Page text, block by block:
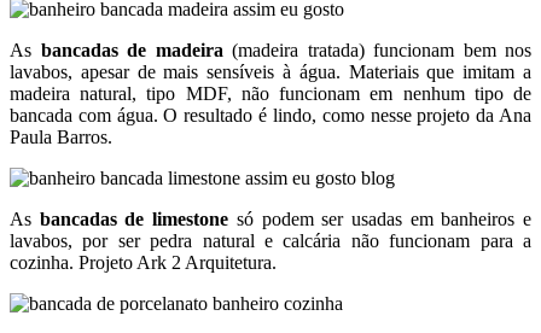
As bancadas de madeira (madeira tratada) funcionam bem nos
lavabos, apesar de mais sensíveis à água. Materiais que imitam a
madeira natural, tipo MDF, não funcionam em nenhum tipo de
bancada com água. O resultado é lindo, como nesse projeto da Ana
Paula Barros.
As bancadas de limestone só podem ser usadas em banheiros e
lavabos, por ser pedra natural e calcária não funcionam para a
cozinha. Projeto Ark 2 Arquitetura.